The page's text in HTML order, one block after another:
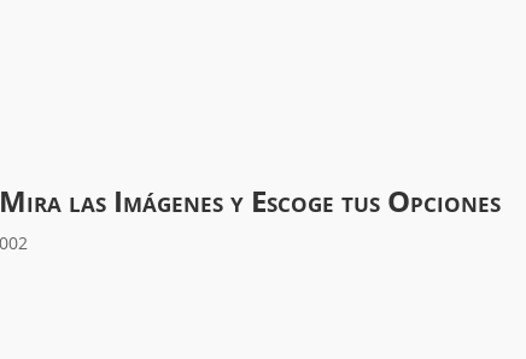
Mira las Imágenes y Escoge tus Opciones